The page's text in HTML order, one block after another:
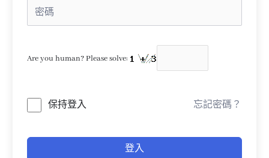
Are you human? Please solve:
保持登入 忘記密碼？
登入